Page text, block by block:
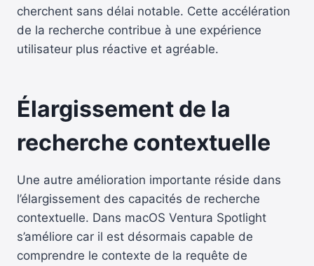
cherchent sans délai notable. Cette accélération
de la recherche contribue à une expérience
utilisateur plus réactive et agréable.
Élargissement de la
recherche contextuelle
Une autre amélioration importante réside dans
l’élargissement des capacités de recherche
contextuelle. Dans macOS Ventura Spotlight
s’améliore car il est désormais capable de
comprendre le contexte de la requête de